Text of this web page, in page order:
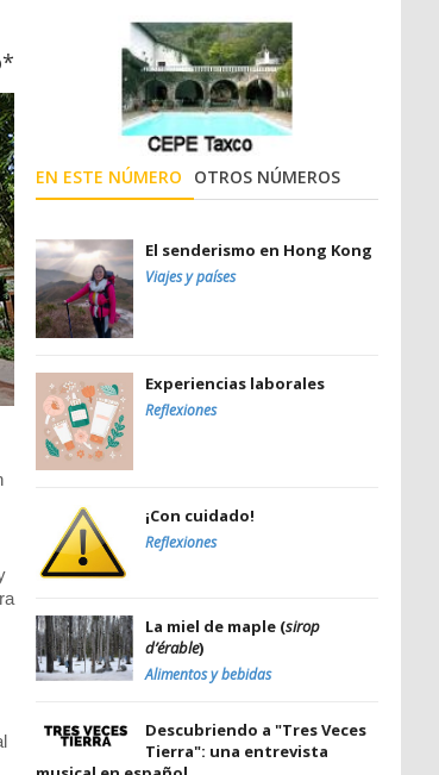
EN ESTE NÚMERO OTROS NÚMEROS
El senderismo en Hong Kong
Viajes y países
Experiencias laborales
Reflexiones
¡Con cuidado!
Reflexiones
La miel de maple (sirop
d’érable)
Alimentos y bebidas
Descubriendo a "Tres Veces
Tierra": una entrevista